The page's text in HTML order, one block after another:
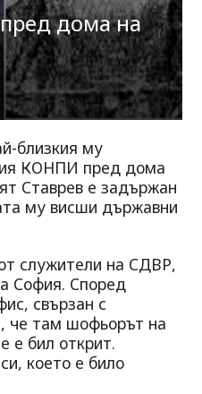
дома на
близкия му
КОНПИ пред дома
Ставрев е задържан
му висши държавни
служители на СДВР,
София. Според
свързан с
че там шофьорът на
е бил открит.
което е било